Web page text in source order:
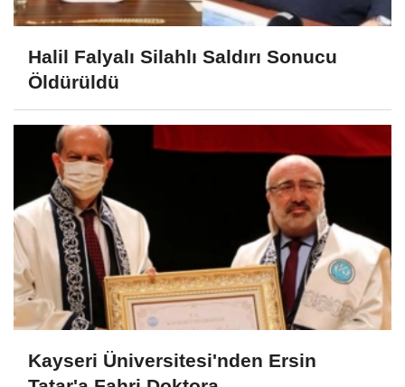
Halil Falyalı Silahlı Saldırı Sonucu
Öldürüldü
Kayseri Üniversitesi'nden Ersin